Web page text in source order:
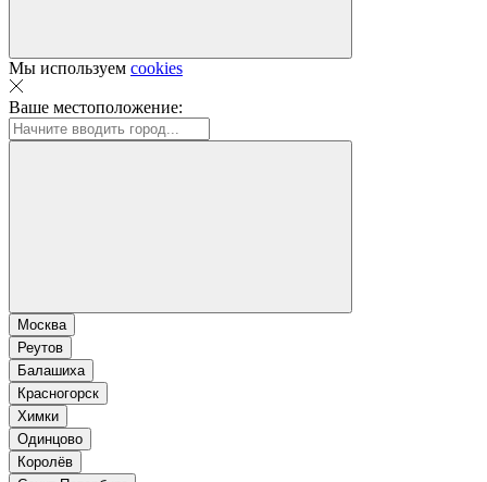
Мы используем cookies
Ваше местоположение:
Москва
Реутов
Балашиха
Красногорск
Химки
Одинцово
Королёв